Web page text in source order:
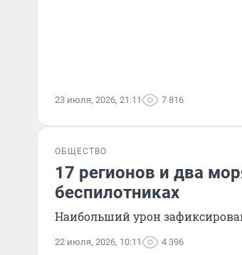
23 июля, 2026, 21:11 7 816
ОБЩЕСТВО
17 регионов и два
беспилотниках
Наибольший урон
22 июля, 2026, 10:11 4 396